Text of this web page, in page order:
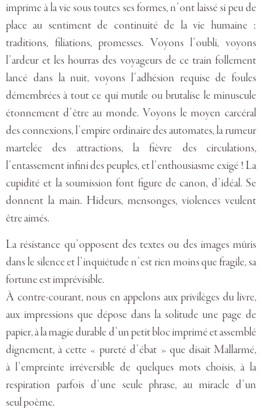
imprime à la vie sous toutes ses formes, n’ont laissé si peu de
place au sentiment de continuité de la vie humaine :
traditions, filiations, promesses. Voyons l’oubli, voyons
l’ardeur et les hourras des voyageurs de ce train follement
lancé dans la nuit, voyons l’adhésion requise de foules
démembrées à tout ce qui mutile ou brutalise le minuscule
étonnement d’être au monde. Voyons le moyen carcéral
des connexions, l’empire ordinaire des automates, la rumeur
martelée des attractions, la fièvre des circulations,
l’entassement infini des peuples, et l’enthousiasme exigé ! La
cupidité et la soumission font figure de canon, d’idéal. Se
donnent la main. Hideurs, mensonges, violences veulent
être aimés.
La résistance qu’opposent des textes ou des images mûris
dans le silence et l’inquiétude n’est rien moins que fragile, sa
fortune est imprévisible.
À contre-courant, nous en appelons aux privilèges du livre,
aux impressions que dépose dans la solitude une page de
papier, à la magie durable d’un petit bloc imprimé et assemblé
dignement, à cette « pureté d’ébat » que disait Mallarmé,
à l’empreinte irréversible de quelques mots choisis, à la
respiration parfois d’une seule phrase, au miracle d’un
seul poème.